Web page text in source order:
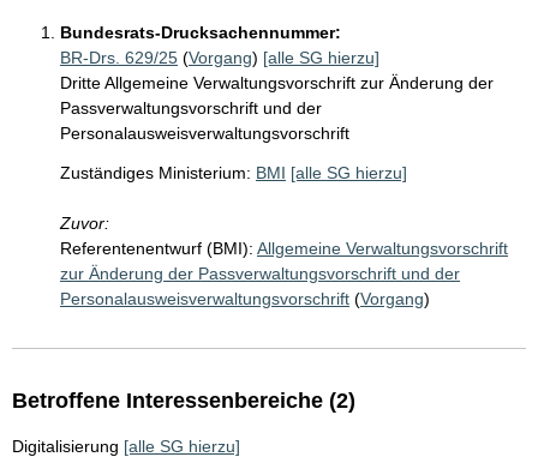
Bundesrats-Drucksachennummer:
BR-Drs. 629/25 (Vorgang) [alle SG hierzu]
Dritte Allgemeine Verwaltungsvorschrift zur Änderung der
Passverwaltungsvorschrift und der
Personalausweisverwaltungsvorschrift
Zuständiges Ministerium: BMI [alle SG hierzu]
Zuvor:
Referentenentwurf (BMI): Allgemeine Verwaltungsvorschrift
zur Änderung der Passverwaltungsvorschrift und der
Personalausweisverwaltungsvorschrift (Vorgang)
Betroffene Interessenbereiche (2)
Digitalisierung [alle SG hierzu]